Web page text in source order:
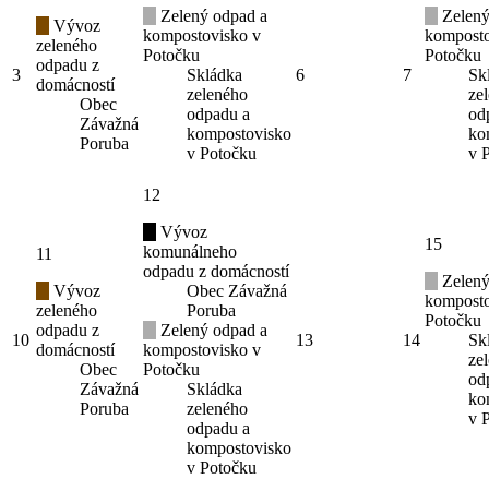
3
Vývoz
zeleného
odpadu z
domácností
Obec
Závažná
Poruba
Zelený odpad a
kompostovisko v
Potočku
Skládka
zeleného
odpadu a
kompostovisko
v Potočku
6 7
Potočku
v
10
11
Vývoz
zeleného
odpadu z
domácností
Obec
Závažná
Poruba
12
Vývoz
komunálneho
odpadu z domácností
Obec Závažná
Poruba
Zelený odpad a
kompostovisko v
Potočku
Skládka
zeleného
odpadu a
kompostovisko
v Potočku
13 14
15
Potočku
v